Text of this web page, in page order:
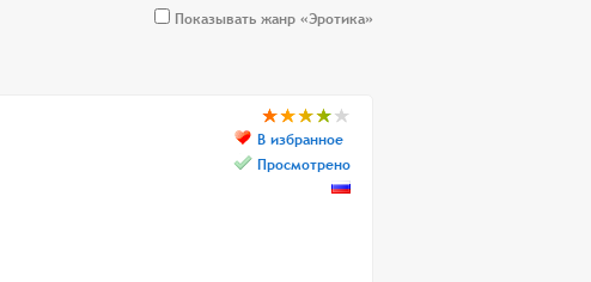
Показывать жанр «Эротика»
В избранное
Просмотрено